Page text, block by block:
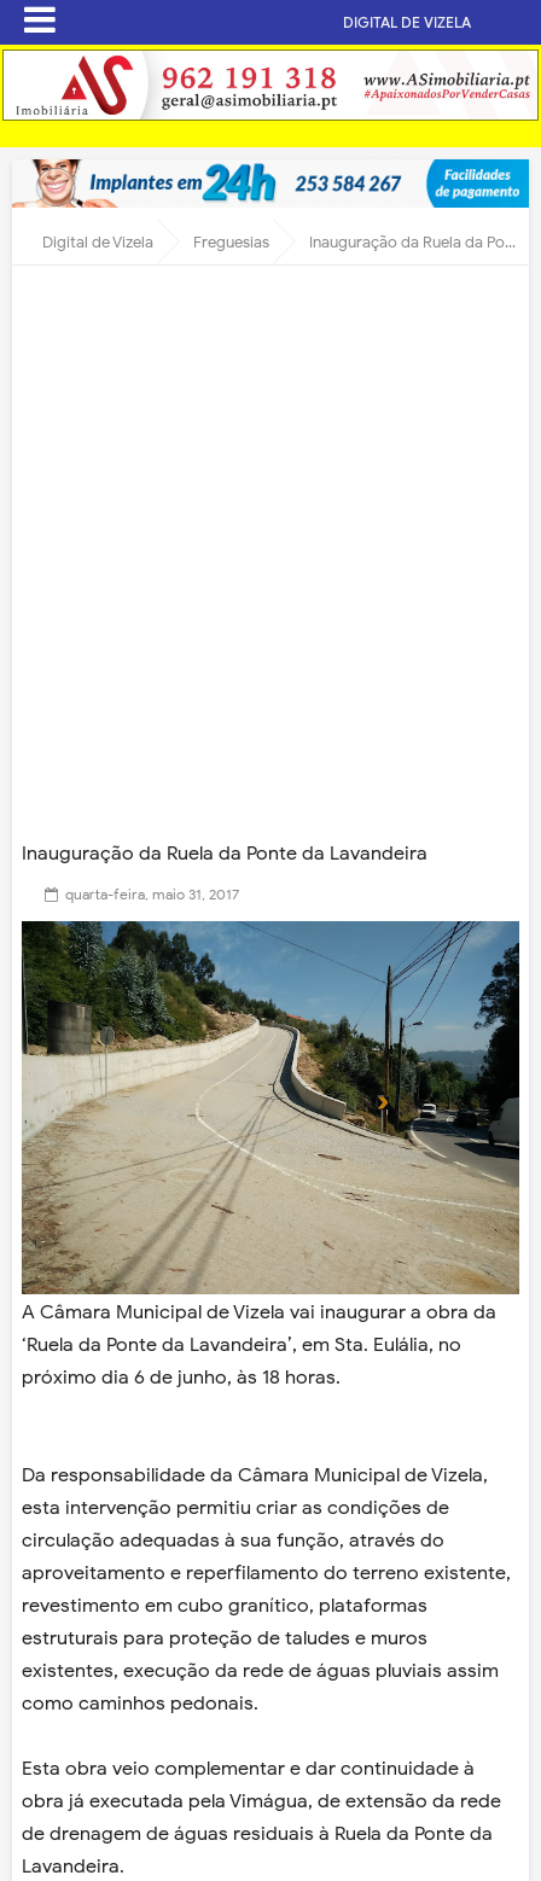
DIGITAL DE VIZELA
Digital de Vizela Freguesias Inauguração da Ruela da Ponte da Lavandeira
Inauguração da Ruela da Ponte da Lavandeira
quarta-feira, maio 31, 2017
A Câmara Municipal de Vizela vai inaugurar a obra da
‘Ruela da Ponte da Lavandeira’, em Sta. Eulália, no
próximo dia 6 de junho, às 18 horas.
Da responsabilidade da Câmara Municipal de Vizela,
esta intervenção permitiu criar as condições de
circulação adequadas à sua função, através do
aproveitamento e reperfilamento do terreno existente,
revestimento em cubo granítico, plataformas
estruturais para proteção de taludes e muros
existentes, execução da rede de águas pluviais assim
como caminhos pedonais.
Esta obra veio complementar e dar continuidade à
obra já executada pela Vimágua, de extensão da rede
de drenagem de águas residuais à Ruela da Ponte da
Lavandeira.